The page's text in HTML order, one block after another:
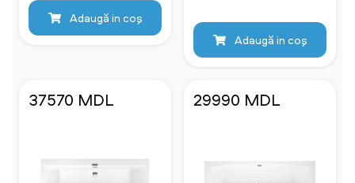
Adaugă in coş
Adaugă in coş
37570 MDL 29990 MDL